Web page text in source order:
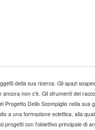
della sua ricerca. Gli spazi
non c’è. Gli strumenti del
Dello Scompiglio nella sua
a una formazione eclettica, alla
con l'obiettivo principale di